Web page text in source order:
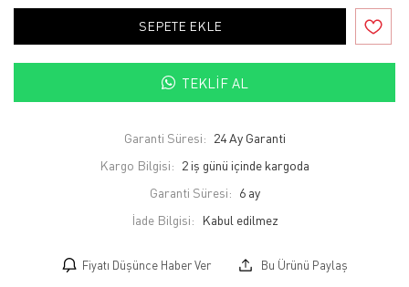
SEPETE EKLE
TEKLIF AL
Garanti Süresi: 24 Ay Garanti
Kargo Bilgisi: 2 iş günü içinde kargoda
Garanti Süresi: 6 ay
İade Bilgisi:
Fiyatı Düşünce Haber Ver Bu Ürünü Paylaş